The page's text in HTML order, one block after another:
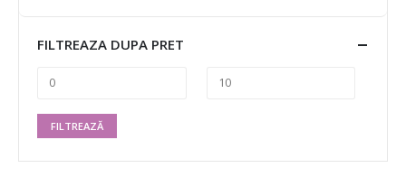
FILTREAZA DUPA PRET
FILTREAZĂ